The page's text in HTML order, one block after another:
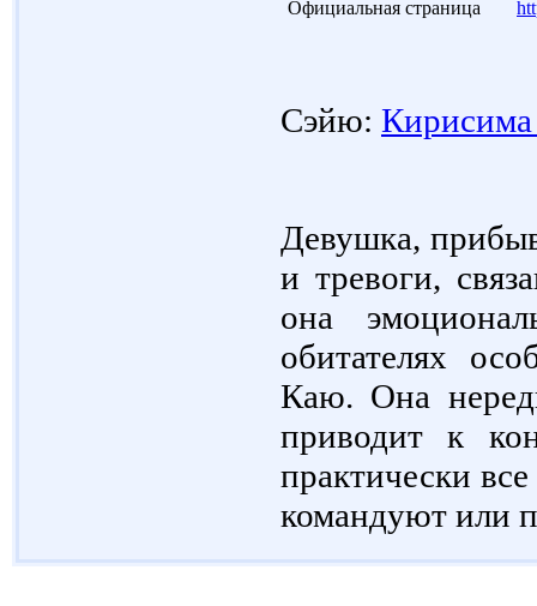
Официальная страница
Сэйю:
Девушка,
и тревоги,
она
обитателях
Каю. Она
приводит к
практически
командуют или